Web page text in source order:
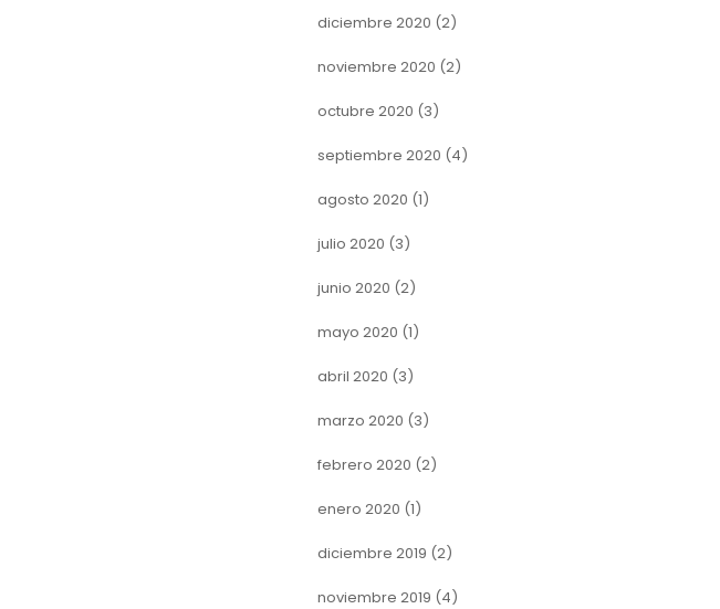
diciembre 2020 (2)
noviembre 2020 (2)
octubre 2020 (3)
septiembre 2020 (4)
agosto 2020 (1)
julio 2020 (3)
junio 2020 (2)
mayo 2020 (1)
abril 2020 (3)
marzo 2020 (3)
febrero 2020 (2)
enero 2020 (1)
diciembre 2019 (2)
noviembre 2019 (4)